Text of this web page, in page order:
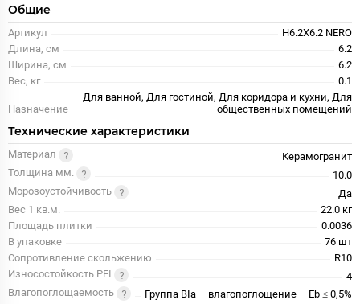
Общие
Артикул
H6.2X6.2 NERO
Длина, см
6.2
Ширина, см
6.2
Вес, кг
0.1
Назначение
Для ванной, Для гостиной, Для коридора и кухни, Для
общественных помещений
Технические характеристики
Материал
Керамогранит
Толщина мм.
10.0
Морозоустойчивость
Да
Вес 1 кв.м.
22.0 кг
Площадь плитки
0.0036
В упаковке
76 шт
Сопротивление скольжению
R10
Износостойкость PEI
4
Влагопоглощаемость
Группа BIa – влагопоглощение – Eb ≤ 0,5%